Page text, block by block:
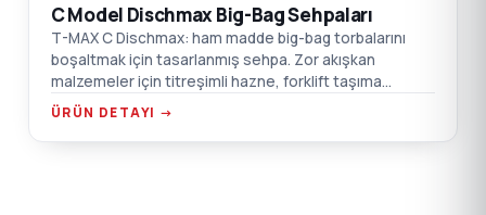
C Model Dischmax Big-Bag Sehpaları
T-MAX C Dischmax: ham madde big-bag torbalarını
boşaltmak için tasarlanmış sehpa. Zor akışkan
malzemeler için titreşimli hazne, forklift taşıma
noktaları, emiş kutusu flanş bağlantısı.
ÜRÜN DETAYI →